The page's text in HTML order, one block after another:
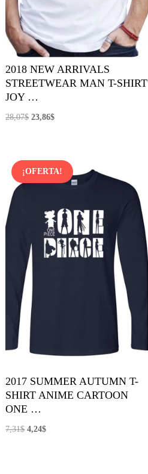
2018 NEW ARRIVALS
STREETWEAR MAN T-SHIRT
JOY …
28,07$ El
23,86$El
es:
23,86$.
¡OFERTA!
2017 SUMMER AUTUMN T-
SHIRT ANIME CARTOON
ONE …
7,31$ El
4,24$El